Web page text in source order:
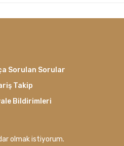
Sorulan Sorular
Takip
Bildirimleri
olmak istiyorum.